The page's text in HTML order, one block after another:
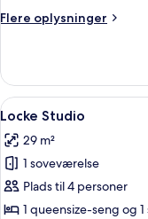
flod
Flere oplysninger
Flere
studiolejlighed
udsigt
flod
Indlæs
alle
billeder
af
Locke
Studio
7
Locke Studio
29 m²
1 soveværelse
Plads til 4 personer
1 queensize-seng og